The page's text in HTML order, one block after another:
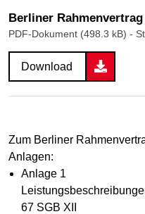
Berliner
PDF-Dokument (498.3 kB) -
Download
Zum Berliner
Anlagen:
Anlage 1
67 SGB XII